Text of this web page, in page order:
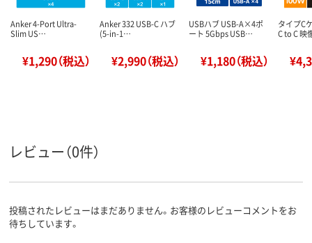
Anker 4-Port Ultra-
Slim US…
¥1,290（税込）
Anker 332 USB-C ハブ
(5-in-1…
¥2,990（税込）
USBハブ USB-A×4ポ
ート 5Gbps USB…
¥1,180（税込）
タイプC
C to C
レビュー（0件）
投稿されたレビューはまだありません。お客様のレビューコメントをお
待ちしています。